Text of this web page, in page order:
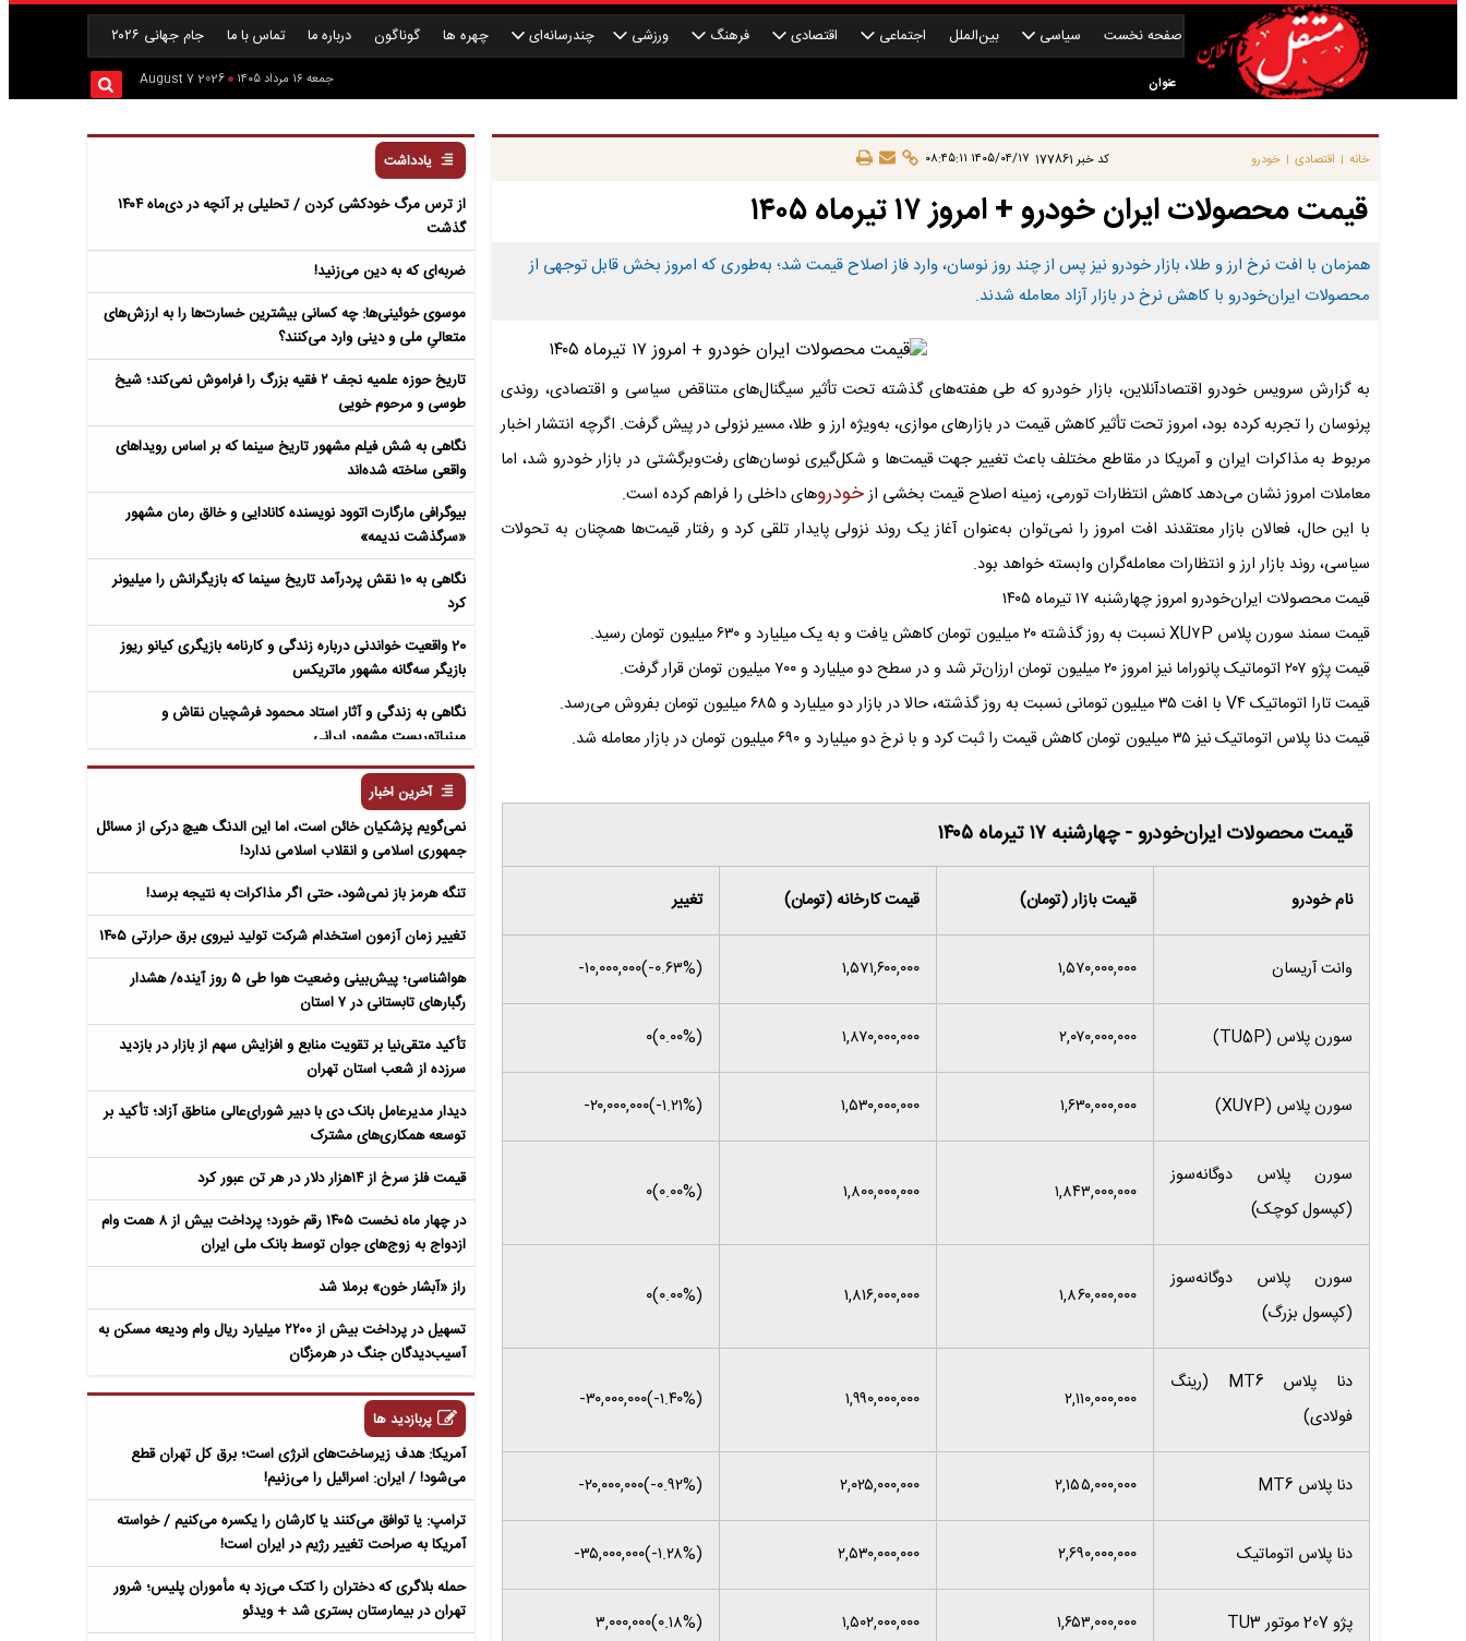
صفحه نخست سیاسی بین‌الملل اجتماعی اقتصادی فرهنگ ورزشی چندرسانه‌ای چهره ها گوناگون درباره ما تماس با ما جام جهانی ۲۰۲۶
عنوان جمعه ۱۶ مرداد ۱۴۰۵ 2026 August 7
خانه | اقتصادی | خودرو کد خبر177861 ۱۴۰۵/۰۴/۱۷ ۰۸:۴۵:۱۱
قیمت محصولات ایران خودرو + امروز ۱۷ تیرماه ۱۴۰۵
همزمان با افت نرخ ارز و طلا، بازار خودرو نیز پس از چند روز نوسان، وارد فاز اصلاح قیمت شد؛ به‌طوری که امروز بخش قابل توجهی از
محصولات ایران‌خودرو با کاهش نرخ در بازار آزاد معامله شدند.
به گزارش سرویس خودرو اقتصادآنلاین، بازار خودرو که طی هفته‌های گذشته تحت تأثیر سیگنال‌های متناقض سیاسی و اقتصادی، روندی
پرنوسان را تجربه کرده بود، امروز تحت تأثیر کاهش قیمت در بازارهای موازی، به‌ویژه ارز و طلا، مسیر نزولی در پیش گرفت. اگرچه انتشار اخبار
مربوط به مذاکرات ایران و آمریکا در مقاطع مختلف باعث تغییر جهت قیمت‌ها و شکل‌گیری نوسان‌های رفت‌وبرگشتی در بازار خودرو شد، اما
معاملات امروز نشان می‌دهد کاهش انتظارات تورمی، زمینه اصلاح قیمت بخشی ازخودروهای داخلی را فراهم کرده است.
با این حال، فعالان بازار معتقدند افت امروز را نمی‌توان به‌عنوان آغاز یک روند نزولی پایدار تلقی کرد و رفتار قیمت‌ها همچنان به تحولات
سیاسی، روند بازار ارز و انتظارات معامله‌گران وابسته خواهد بود.
قیمت محصولات ایران‌خودرو امروز چهارشنبه ۱۷ تیرماه ۱۴۰۵
قیمت سمند سورن پلاس XU۷P نسبت به روز گذشته ۲۰ میلیون تومان کاهش یافت و به یک میلیارد و ۶۳۰ میلیون تومان رسید.
قیمت پژو ۲۰۷ اتوماتیک پانوراما نیز امروز ۲۰ میلیون تومان ارزان‌تر شد و در سطح دو میلیارد و ۷۰۰ میلیون تومان قرار گرفت.
قیمت تارا اتوماتیک V۴ با افت ۳۵ میلیون تومانی نسبت به روز گذشته، حالا در بازار دو میلیارد و ۶۸۵ میلیون تومان بفروش می‌رسد.
قیمت دنا پلاس اتوماتیک نیز ۳۵ میلیون تومان کاهش قیمت را ثبت کرد و با نرخ دو میلیارد و ۶۹۰ میلیون تومان در بازار معامله شد.
قیمت محصولات ایران‌خودرو - چهارشنبه ۱۷ تیرماه ۱۴۰۵
نام خودرو قیمت بازار (تومان) قیمت کارخانه (تومان) تغییر
وانت آریسان ۱,۵۷۰,۰۰۰,۰۰۰ ۱,۵۷۱,۶۰۰,۰۰۰ (‎-۰.۶۳%‌)‎-۱۰,۰۰۰,۰۰۰‌
سورن پلاس (TU5P) ۲,۰۷۰,۰۰۰,۰۰۰ ۱,۸۷۰,۰۰۰,۰۰۰ (۰.۰۰%)۰
سورن پلاس (XU7P) ۱,۶۳۰,۰۰۰,۰۰۰ ۱,۵۳۰,۰۰۰,۰۰۰ (‎-۱.۲۱%‌)‎-۲۰,۰۰۰,۰۰۰‌
سورن پلاس دوگانه‌سوز
(کپسول کوچک)
۱,۸۴۳,۰۰۰,۰۰۰ ۱,۸۰۰,۰۰۰,۰۰۰ (۰.۰۰%)۰
سورن پلاس دوگانه‌سوز
(کپسول بزرگ)
۱,۸۶۰,۰۰۰,۰۰۰ ۱,۸۱۶,۰۰۰,۰۰۰ (۰.۰۰%)۰
دنا پلاس MT6 (رینگ
فولادی)
۲,۱۱۰,۰۰۰,۰۰۰ ۱,۹۹۰,۰۰۰,۰۰۰ (‎-۱.۴۰%‌)‎-۳۰,۰۰۰,۰۰۰‌
دنا پلاس MT6 ۲,۱۵۵,۰۰۰,۰۰۰ ۲,۰۲۵,۰۰۰,۰۰۰ (‎-۰.۹۲%‌)‎-۲۰,۰۰۰,۰۰۰‌
دنا پلاس اتوماتیک ۲,۶۹۰,۰۰۰,۰۰۰ ۲,۵۳۰,۰۰۰,۰۰۰ (‎-۱.۲۸%‌)‎-۳۵,۰۰۰,۰۰۰‌
پژو 207 موتور TU3 ۱,۶۵۳,۰۰۰,۰۰۰ ۱,۵۰۲,۰۰۰,۰۰۰ (‎۰.۱۸%‌)‎۳,۰۰۰,۰۰۰‌
یادداشت
از ترس مرگ خودکشی کردن / تحلیلی بر آنچه در دی‌ماه ۱۴۰۴
گذشت
ضربه‌ای که به دین می‌زنید!
موسوی خوئینی‌ها: چه کسانی بیشترین خسارت‌ها را به ارزش‌های
متعالیِ ملی و دینی وارد می‌کنند؟
تاریخ حوزه علمیه نجف ۲ فقیه بزرگ را فراموش نمی‌کند؛ شیخ
طوسی و مرحوم خویی
نگاهی به شش فیلم مشهور تاریخ سینما که بر اساس رویداهای
واقعی ساخته شده‌اند
بیوگرافی مارگارت اتوود نویسنده کانادایی و خالق رمان مشهور
«سرگذشت ندیمه»
نگاهی به 10 نقش پردرآمد تاریخ سینما که بازیگرانش را میلیونر
کرد
20 واقعیت خواندنی درباره زندگی و کارنامه بازیگری کیانو ریوز
بازیگر سه‌گانه مشهور ماتریکس
نگاهی به زندگی و آثار استاد محمود فرشچیان نقاش و
مینیاتوریست مشهور ایرانی
نگاهی به زندگی و آثار عباس معروفی نویسنده ایرانی و خالق رمان
سمفونی مردگان
آخرین اخبار
نمی‌گویم پزشکیان خائن است، اما این الدنگ هیچ درکی از مسائل
جمهوری اسلامی و انقلاب اسلامی ندارد!
تنگه هرمز باز نمی‌شود، حتی اگر مذاکرات به نتیجه برسد!
تغییر زمان آزمون استخدام شرکت تولید نیروی برق حرارتی ۱۴۰۵
هواشناسی؛ پیش‌بینی وضعیت هوا طی ۵ روز آینده/ هشدار
رگبارهای تابستانی در ۷ استان
تأکید متقی‌نیا بر تقویت منابع و افزایش سهم از بازار در بازدید
سرزده از شعب استان تهران
دیدار مدیرعامل بانک دی با دبیر شورای‌عالی مناطق آزاد؛ تأکید بر
توسعه همکاری‌های مشترک
قیمت فلز سرخ از ۱۴هزار دلار در هر تن عبور کرد
در چهار ماه نخست ۱۴۰۵ رقم خورد؛ پرداخت بیش از ۸ همت وام
ازدواج به زوج‌های جوان توسط بانک ملی ایران
راز «آبشار خون» برملا شد
تسهیل در پرداخت بیش از ۲۲۰۰ میلیارد ریال وام ودیعه مسکن به
آسیب‌دیدگان جنگ در هرمزگان
پربازدید ها
آمریکا: هدف زیرساخت‌های انرژی است؛ برق کل تهران قطع
می‌شود! / ایران: اسرائیل را می‌زنیم!
ترامپ: یا توافق می‌کنند یا کارشان را یکسره می‌کنیم / خواسته
آمریکا به صراحت تغییر رژیم در ایران است!
حمله بلاگری که دختران را کتک می‌زد به مأموران پلیس؛ شرور
تهران در بیمارستان بستری شد + ویدئو